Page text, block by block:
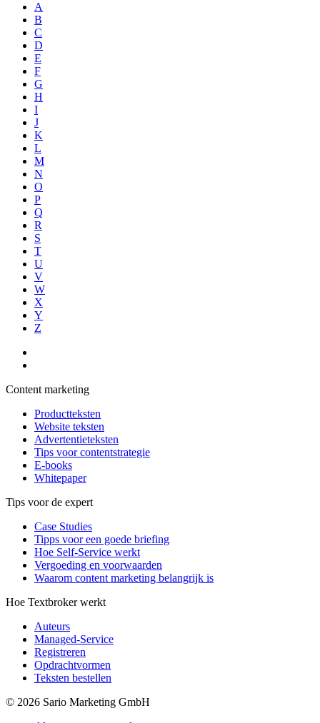
A
B
C
D
E
F
G
H
I
J
K
L
M
N
O
P
Q
R
S
T
U
V
W
X
Y
Z
Content marketing
Productteksten
Website teksten
Advertentieteksten
Tips voor contentstrategie
E-books
Whitepaper
Tips voor de expert
Case Studies
Tipps voor een goede briefing
Hoe Self-Service werkt
Vergoeding en voorwaarden
Waarom content marketing belangrijk is
Hoe Textbroker werkt
Auteurs
Managed-Service
Registreren
Opdrachtvormen
Teksten bestellen
© 2026 Sario Marketing GmbH